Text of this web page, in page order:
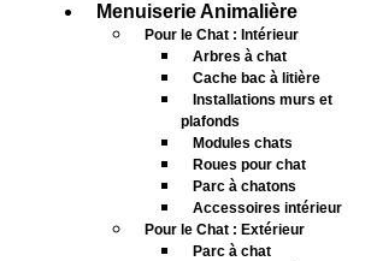
Menuiserie Animalière
Pour le Chat : Intérieur
Arbres à chat
Cache bac à litière
Installations murs et
plafonds
Modules chats
Roues pour chat
Parc à chatons
Accessoires intérieur
Pour le Chat : Extérieur
Parc à chat